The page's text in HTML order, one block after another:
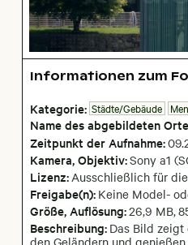
Informationen zum
Kategorie: Städte/Gebäude
Name des abgebildeten
Zeitpunkt der Aufnahme:09.
Kamera, Objektiv:Sony a1
Lizenz: Ausschließlich für
Freigabe(n): Keine Model-
Größe, Auflösung:26,9 MB,
Beschreibung: Das Bild